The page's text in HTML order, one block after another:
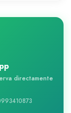
directamente